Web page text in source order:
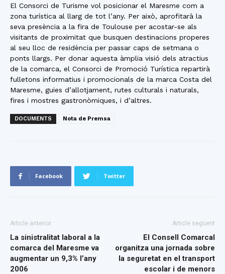
El Consorci de Turisme vol posicionar el Maresme com a
zona turística al llarg de tot l’any. Per això, aprofitarà la
seva presència a la fira de Toulouse per acostar-se als
visitants de proximitat que busquen destinacions properes
al seu lloc de residència per passar caps de setmana o
ponts llargs. Per donar aquesta àmplia visió dels atractius
de la comarca, el Consorci de Promoció Turística repartirà
fulletons informatius i promocionals de la marca Costa del
Maresme, guies d’allotjament, rutes culturals i naturals,
fires i mostres gastronòmiques, i d’altres.
DOCUMENTS Nota de Premsa
Facebook Twitter
Article anterior
La sinistralitat laboral a la
comarca del Maresme va
augmentar un 9,3% l’any
2006
Article següent
El Consell Comarcal
organitza una jornada sobre
la seguretat en el transport
escolar i de menors